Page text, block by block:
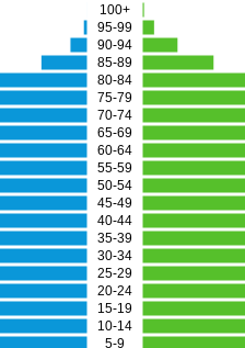
5-9
10-14
15-19
20-24
25-29
30-34
35-39
40-44
45-49
50-54
55-59
60-64
65-69
70-74
75-79
80-84
85-89
90-94
95-99
100+